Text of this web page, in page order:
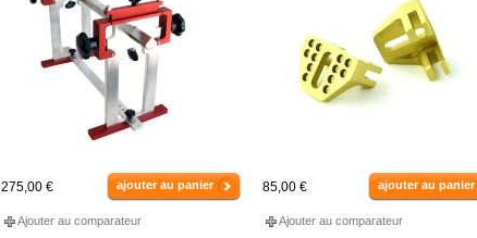
275,00 € ajouter au panier
Ajouter au comparateur
85,00 € ajouter au panier
Ajouter au comparateur